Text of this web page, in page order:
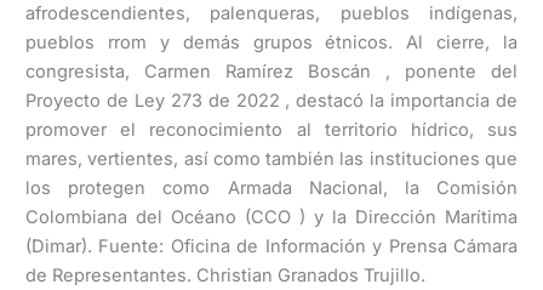
afrodescendientes, palenqueras, pueblos indígenas,
pueblos rrom y demás grupos étnicos. Al cierre, la
congresista, Carmen Ramírez Boscán , ponente del
Proyecto de Ley 273 de 2022 , destacó la importancia de
promover el reconocimiento al territorio hídrico, sus
mares, vertientes, así como también las instituciones que
los protegen como Armada Nacional, la Comisión
Colombiana del Océano (CCO ) y la Dirección Marítima
(Dimar). Fuente: Oficina de Información y Prensa Cámara
de Representantes. Christian Granados Trujillo.